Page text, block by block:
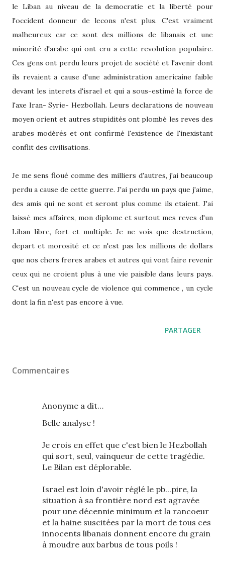
le Liban au niveau de la democratie et la liberté pour
l'occident donneur de lecons n'est plus. C'est vraiment
malheureux car ce sont des millions de libanais et une
minorité d'arabe qui ont cru a cette revolution populaire.
Ces gens ont perdu leurs projet de société et l'avenir dont
ils revaient a cause d'une administration americaine faible
devant les interets d'israel et qui a sous-estimé la force de
l'axe Iran- Syrie- Hezbollah. Leurs declarations de nouveau
moyen orient et autres stupidités ont plombé les reves des
arabes modérés et ont confirmé l'existence de l'inexistant
conflit des civilisations.
Je me sens floué comme des milliers d'autres, j'ai beaucoup
perdu a cause de cette guerre. J'ai perdu un pays que j'aime,
des amis qui ne sont et seront plus comme ils etaient. J'ai
laissé mes affaires, mon diplome et surtout mes reves d'un
Liban libre, fort et multiple. Je ne vois que destruction,
depart et morosité et ce n'est pas les millions de dollars
que nos chers freres arabes et autres qui vont faire revenir
ceux qui ne croient plus à une vie paisible dans leurs pays.
C'est un nouveau cycle de violence qui commence , un cycle
dont la fin n'est pas encore à vue.
PARTAGER
Commentaires
Anonyme a dit…
Belle analyse !
Je crois en effet que c'est bien le Hezbollah
qui sort, seul, vainqueur de cette tragédie.
Le Bilan est déplorable.
Israel est loin d'avoir réglé le pb...pire, la
situation à sa frontière nord est agravée
pour une décennie minimum et la rancoeur
et la haine suscitées par la mort de tous ces
innocents libanais donnent encore du grain
à moudre aux barbus de tous poils !